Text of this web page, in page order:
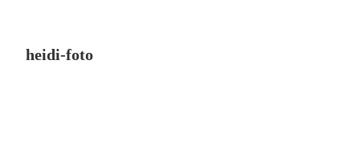
heidi-foto